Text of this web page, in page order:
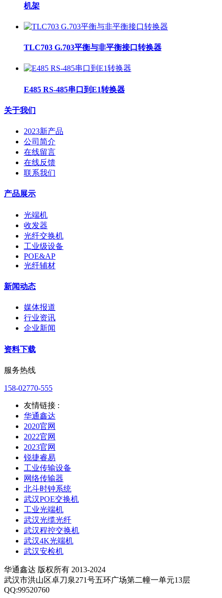
机架
TLC703 G.703平衡与非平衡接口转换器
E485 RS-485串口到E1转换器
关于我们
2023新产品
公司简介
在线留言
在线反馈
联系我们
产品展示
光端机
收发器
光纤交换机
工业级设备
POE&AP
光纤辅材
新闻动态
媒体报道
行业资讯
企业新闻
资料下载
服务热线
158-02770-555
友情链接 :
华通鑫达
2020官网
2022官网
2023官网
锐捷睿易
工业传输设备
网络传输器
北斗时钟系统
武汉POE交换机
工业光端机
武汉光缆光纤
武汉程控交换机
武汉4K光端机
武汉安检机
华通鑫达 版权所有 2013-2024
武汉市洪山区卓刀泉271号五环广场第二幢一单元13层
QQ:99520760